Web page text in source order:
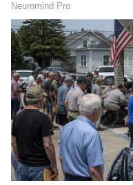
LATEST VIDEOS
తెలుగు రాష్ట్రాల్లో
వర్షాలు | AP &
Today
డాలర్లు వస్తాయి
బతుకూ ఇదే! | US vs
Wage | Asianet